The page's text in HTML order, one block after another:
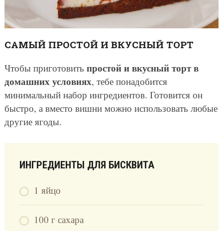
САМЫЙ ПРОСТОЙ И ВКУСНЫЙ ТОРТ
Чтобы приготовить простой и вкусный торт в
домашних условиях, тебе понадобится
минимальный набор ингредиентов. Готовится он
быстро, а вместо вишни можно использовать любые
другие ягоды.
ИНГРЕДИЕНТЫ ДЛЯ БИСКВИТА
1 яйцо
100 г сахара